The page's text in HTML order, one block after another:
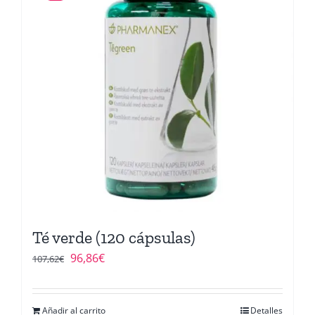
Té verde (120 cápsulas)
107,62€ El
original
96,86€El
actual
Añadir al carrito Detalles